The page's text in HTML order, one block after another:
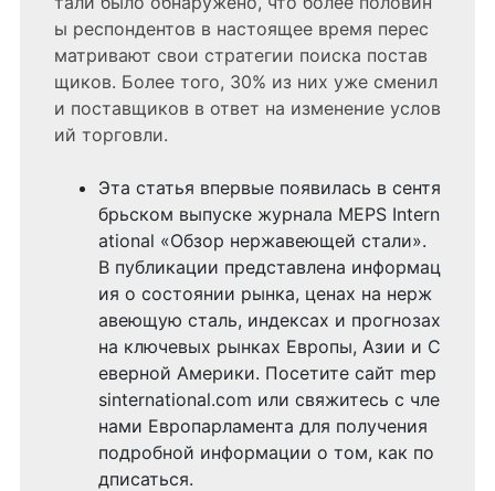
ы респондентов в настоящее время перес
матривают свои стратегии поиска постав
щиков. Более того, 30% из них уже сменил
и поставщиков в ответ на изменение услов
ий торговли.
Эта статья впервые появилась в сентя
брьском выпуске журнала MEPS Intern
ational «Обзор нержавеющей стали».
В публикации представлена информац
ия о состоянии рынка, ценах на нерж
авеющую сталь, индексах и прогнозах
на ключевых рынках Европы, Азии и С
еверной Америки. Посетите сайт mep
sinternational.com или свяжитесь с чле
нами Европарламента для получения
подробной информации о том, как по
дписаться.